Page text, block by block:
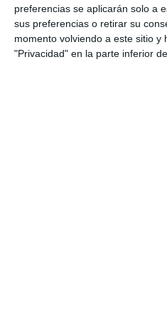
preferencias se aplicarán solo a
sus preferencias o retirar su
momento volviendo a este sitio y
"Privacidad" en la parte inferior
El
arte las
ACTUALIDAD